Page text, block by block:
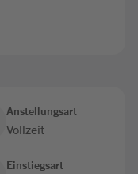
Anstellungsart
Vollzeit
Einstiegsart